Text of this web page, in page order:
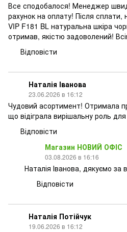
Все сподобалося! Менеджер
рахунок на оплату! Після сплати,
VIP F181 BL натуральна шкіра
отримав, якістю задоволений!
Відповісти
Наталія Іванова
23.06.2026 в 16:12
Чудовий асортимент! Отримала
що відіграла вирішальну роль
Відповісти
Магазин НОВИЙ ОФІС
03.08.2026 в 16:16
Наталія Іванова, дякуємо за
Відповісти
Наталія Потійчук
19.06.2026 в 16:12